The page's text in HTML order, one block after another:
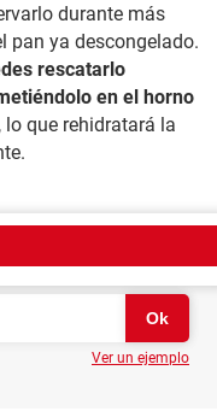
durante más
pan ya descongelado.
rescatarlo
en el horno
, lo que rehidratará la
Ver un ejemplo